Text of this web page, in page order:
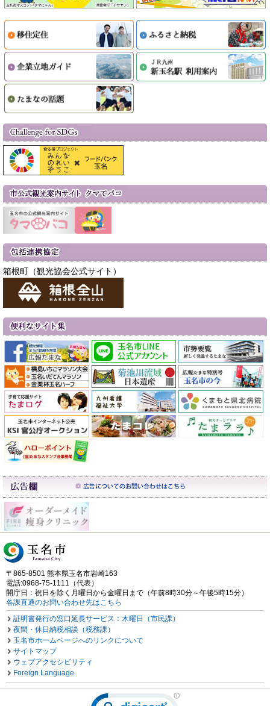
箱根町（観光協会公式サイト）
〒865-8501 熊本県玉名市岩崎163
電話:0968-75-1111（代表）
開庁日：祝日を除く月曜日から金曜日まで（午前8時30分～午後5時15分）
各課直通のお問い合わせ先はこちら
証明書発行の窓口延長サービス：木曜日（市民課）
夜間・休日納税相談（税務課）
玉名市ホームページへのリンクについて
サイトマップ
ウェブアクセシビリティ
Foreign Language